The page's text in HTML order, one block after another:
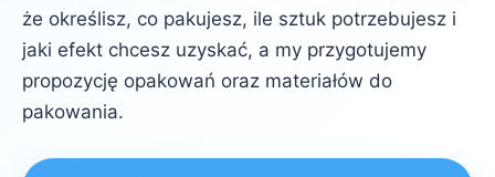
że określisz, co pakujesz, ile sztuk potrzebujesz i
jaki efekt chcesz uzyskać, a my przygotujemy
propozycję opakowań oraz materiałów do
pakowania.